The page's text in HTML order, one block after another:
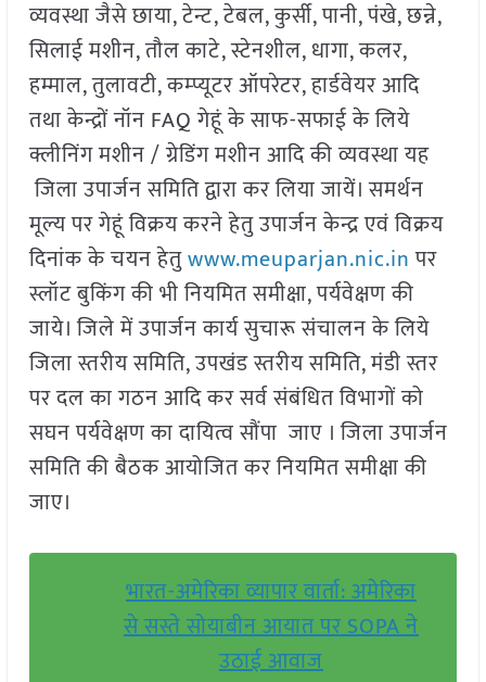
व्यवस्था जैसे छाया, टेन्ट, टेबल, कुर्सी, पानी, पंखे, छन्ने,
सिलाई मशीन, तौल काटे, स्टेनशील, धागा, कलर,
हम्माल, तुलावटी, कम्प्यूटर ऑपरेटर, हार्डवेयर आदि
तथा केन्द्रों नॉन FAQ गेहूं के साफ-सफाई के लिये
क्लीनिंग मशीन / ग्रेडिंग मशीन आदि की व्यवस्था यह
जिला उपार्जन समिति द्वारा कर लिया जायें। समर्थन
मूल्य पर गेहूं विक्रय करने हेतु उपार्जन केन्द्र एवं विक्रय
दिनांक के चयन हेतुwww.meuparjan.nic.inपर
स्लॉट बुकिंग की भी नियमित समीक्षा, पर्यवेक्षण की
जाये। जिले में उपार्जन कार्य सुचारू संचालन के लिये
जिला स्तरीय समिति, उपखंड स्तरीय समिति, मंडी स्तर
पर दल का गठन आदि कर सर्व संबंधित विभागों को
सघन पर्यवेक्षण का दायित्व सौंपा जाए । जिला उपार्जन
समिति की बैठक आयोजित कर नियमित समीक्षा की
जाए।
भारत-अमेरिका व्यापार वार्ता: अमेरिका
से सस्ते सोयाबीन आयात पर SOPA ने
उठाई आवाज